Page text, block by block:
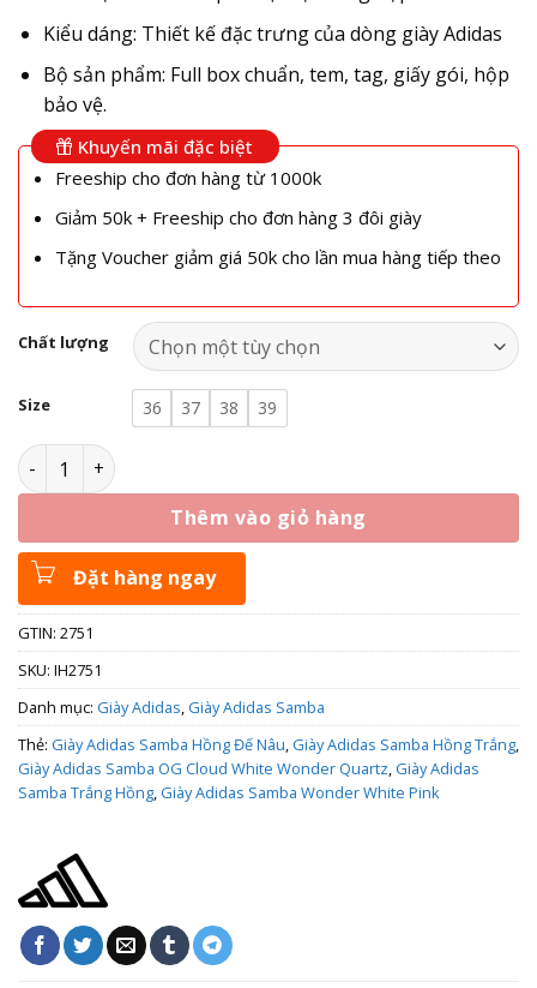
Kiểu dáng: Thiết kế đặc trưng của dòng giày Adidas
Bộ sản phẩm: Full box chuẩn, tem, tag, giấy gói, hộp
bảo vệ.
Khuyến mãi đặc biệt
Freeship cho đơn hàng từ 1000k
Giảm 50k + Freeship cho đơn hàng 3 đôi giày
Tặng Voucher giảm giá 50k cho lần mua hàng tiếp theo
Chất lượng
Size 36 37 38 39
Giày Adidas Samba OG Wonder White Pink IH2751 số lượng
Thêm vào giỏ hàng
Đặt hàng ngay
GTIN: 2751
SKU: IH2751
Danh mục: Giày Adidas Giày Adidas Samba
Thẻ: Giày Adidas Samba Hồng Đế Nâu Giày Adidas Samba Hồng Trắng
Giày Adidas Samba OG Cloud White Wonder Quartz Giày Adidas
Samba Trắng Hồng Giày Adidas Samba Wonder White Pink